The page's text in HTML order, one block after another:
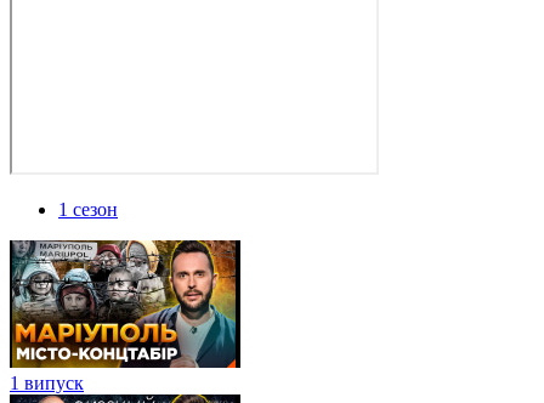
1 сезон
1 випуск